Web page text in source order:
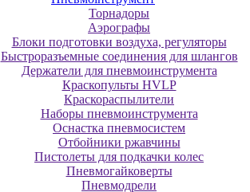
Topнaдopы
Аэрографы
Блоки подготовки воздуха, регуляторы
Быстроразъемные соединения для шлангов
Держатели для пневмоинструмента
Краскопульты HVLP
Краскораспылители
Наборы пневмоинструмента
Оснастка пневмосистем
Отбойники ржавчины
Пистолеты для подкачки колес
Пневмогайковерты
Пневмодрели